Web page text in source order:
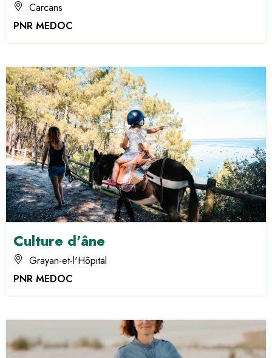
Carcans
PNR MEDOC
Culture d'âne
Grayan-et-l'Hôpital
PNR MEDOC